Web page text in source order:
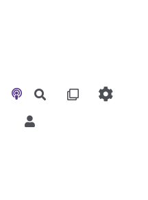
Rechercher